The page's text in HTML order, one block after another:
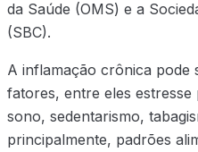
da Saúde (OMS) e a
(SBC).
A inflamação crônica pode
fatores, entre eles
sono, sedentarismo,
principalmente, padrões